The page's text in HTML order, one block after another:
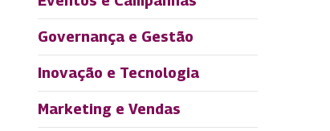
Governança e Gestão
Inovação e Tecnologia
Marketing e Vendas